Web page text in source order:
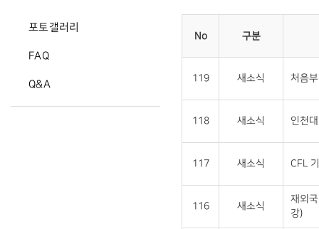
포토갤러리
FAQ
Q&A
No 구분
119 새소식 처음
118 새소식 인천
117 새소식 CFL
116 새소식
재외
강)